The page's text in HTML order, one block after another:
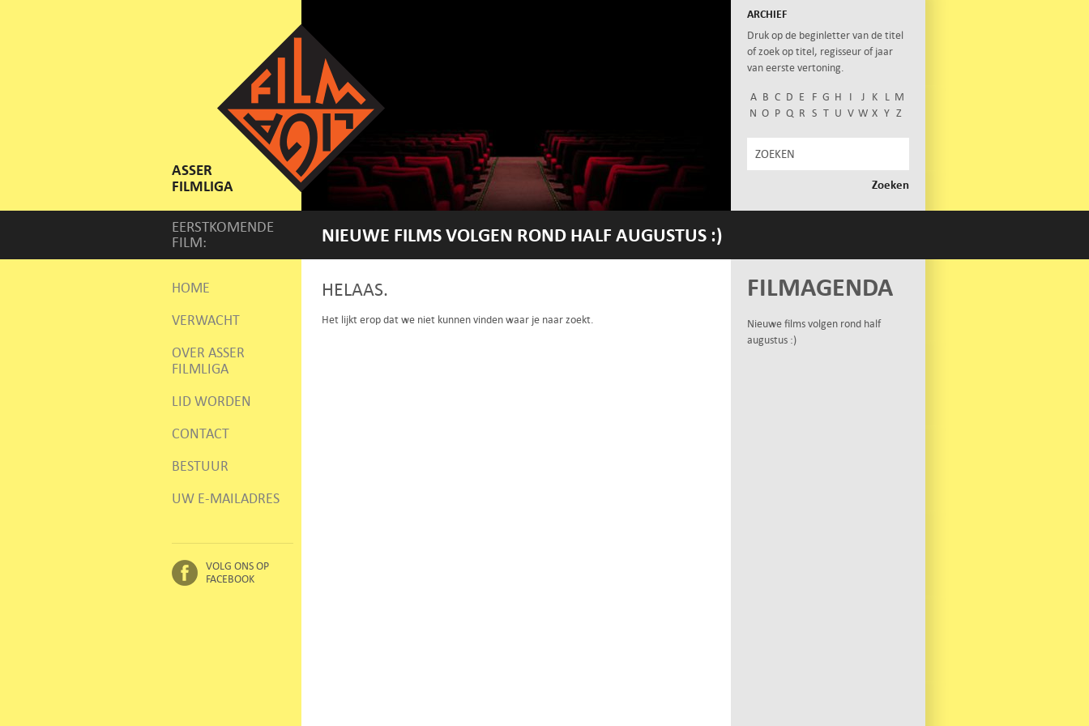
ASSER
FILMLIGA
ARCHIEF
Druk op de beginletter van de titel
of zoek op titel, regisseur of jaar
van eerste vertoning.
A B C D E F G H I J K L M
N O P Q R S T U V W X Y Z
EERSTKOMENDE
FILM:
NIEUWE FILMS VOLGEN ROND HALF AUGUSTUS :)
HOME
VERWACHT
OVER ASSER
FILMLIGA
LID WORDEN
CONTACT
BESTUUR
UW E-MAILADRES
VOLG ONS OP
FACEBOOK
HELAAS.
Het lijkt erop dat we niet kunnen vinden waar je naar zoekt.
FILMAGENDA
Nieuwe films volgen rond half
augustus :)